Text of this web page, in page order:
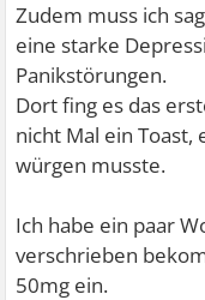
Zudem muss ich
eine starke
Panikstörungen.
Dort fing es das
nicht Mal ein Toast,
würgen musste.
Ich habe ein paar
verschrieben
50mg ein.